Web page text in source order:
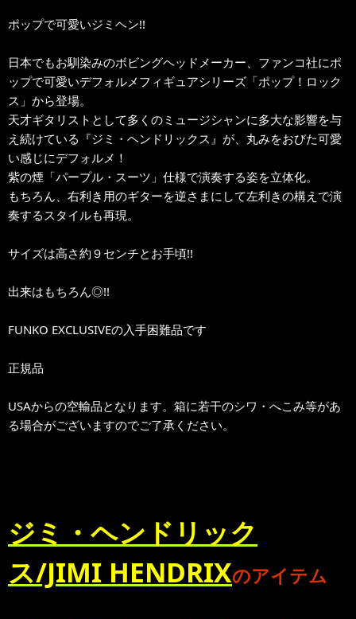
ポップで可愛いジミヘン!!
日本でもお馴染みのボビングヘッドメーカー、ファンコ社にポ
ップで可愛いデフォルメフィギュアシリーズ「ポップ！ロック
ス」から登場。
天才ギタリストとして多くのミュージシャンに多大な影響を与
え続けている『ジミ・ヘンドリックス』が、丸みをおびた可愛
い感じにデフォルメ！
紫の煙「パープル・スーツ」仕様で演奏する姿を立体化。
もちろん、右利き用のギターを逆さまにして左利きの構えで演
奏するスタイルも再現。
サイズは高さ約９センチとお手頃!!
出来はもちろん◎!!
FUNKO EXCLUSIVEの入手困難品です
正規品
USAからの空輸品となります。箱に若干のシワ・へこみ等があ
る場合がございますのでご了承ください。
ジミ・ヘンドリック
ス/JIMI HENDRIXのアイテム